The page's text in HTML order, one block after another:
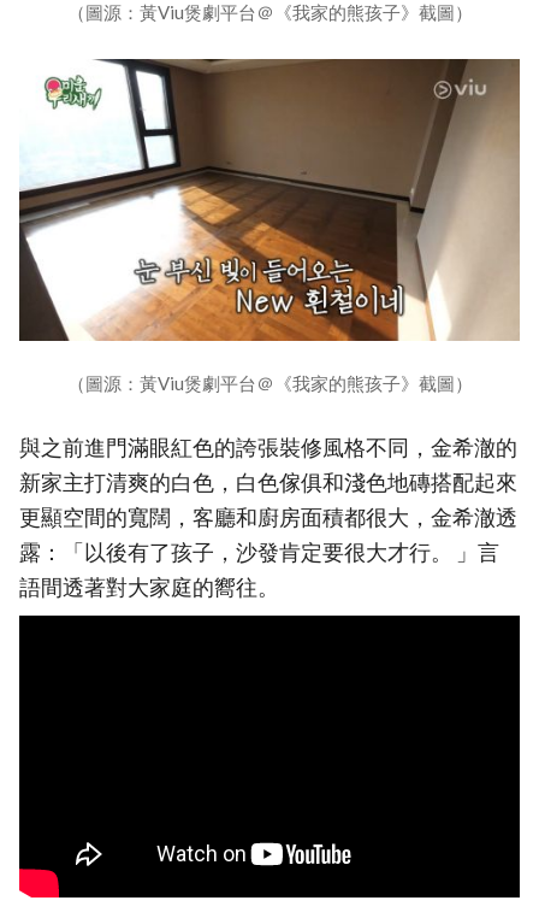
（圖源：黃Viu煲劇平台＠《我家的熊孩子》截圖）
（圖源：黃Viu煲劇平台＠《我家的熊孩子》截圖）
與之前進門滿眼紅色的誇張裝修風格不同，金希澈的
新家主打清爽的白色，白色傢俱和淺色地磚搭配起來
更顯空間的寬闊，客廳和廚房面積都很大，金希澈透
露：「以後有了孩子，沙發肯定要很大才行。 」言
語間透著對大家庭的嚮往。